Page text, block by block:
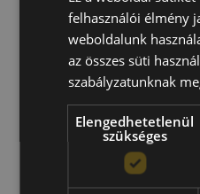
Team culture
Te is része vagy a
elengedhetetlen.
kenni kell. A jó
pont
felhasználói élmény
weboldalunk
az összes süti
szabályzatunknak
Elengedhetetlenül
szükséges